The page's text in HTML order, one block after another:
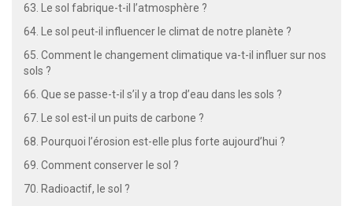
63. Le sol fabrique-t-il l’atmosphère ?
64. Le sol peut-il influencer le climat de notre planète ?
65. Comment le changement climatique va-t-il influer sur nos
sols ?
66. Que se passe-t-il s’il y a trop d’eau dans les sols ?
67. Le sol est-il un puits de carbone ?
68. Pourquoi l’érosion est-elle plus forte aujourd’hui ?
69. Comment conserver le sol ?
70. Radioactif, le sol ?